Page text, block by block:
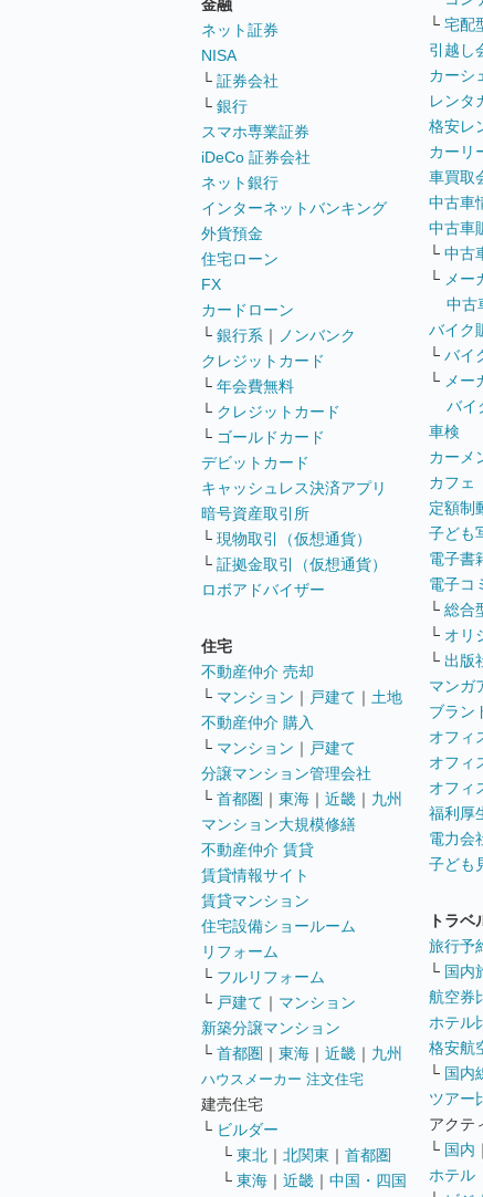
金融
ネット証券
NISA
└ 証券会社
└ 銀行
スマホ専業証券
iDeCo 証券会社
ネット銀行
インターネットバンキング
外貨預金
住宅ローン
FX
カードローン
└ 銀行系 ｜
ノンバンク
クレジットカード
└ 年会費無料
└ クレジットカード
└ ゴールドカード
デビットカード
キャッシュレス決済アプリ
暗号資産取引所
└ 現物取引（仮想通貨）
└ 証拠金取引（仮想通貨）
ロボアドバイザー
住宅
不動産仲介 売却
└ マンション ｜ 戸建て ｜ 土地
不動産仲介 購入
└ マンション ｜ 戸建て
分譲マンション管理会社
└ 首都圏 ｜ 東海 ｜ 近畿 ｜ 九州
マンション大規模修繕
不動産仲介 賃貸
賃貸情報サイト
賃貸マンション
住宅設備ショールーム
リフォーム
└ フルリフォーム
└ 戸建て ｜ マンション
新築分譲マンション
└ 首都圏 ｜ 東海 ｜ 近畿 ｜ 九州
ハウスメーカー 注文住宅
建売住宅
└ ビルダー
└ 東北 ｜ 北関東 ｜ 首都圏
└ 東海 ｜ 近畿 ｜ 中国・四国
└ 宅配
引越し
カーシ
レンタ
格安レ
カーリ
車買取
中古車
中古車
└ 中古
└ メー
中古
バイク
└ バイ
└ メー
バイ
車検
カーメ
カフェ
定額制
子ども
電子書
電子コ
└ 総合
└ オリ
└ 出版
マンガ
ブラン
オフィ
オフィ
オフィ
福利厚
電力会
子ども
トラベ
旅行予
└ 国内
航空券
ホテル
格安航
└ 国内
ツアー
アクテ
└ 国内 ｜
ホテル